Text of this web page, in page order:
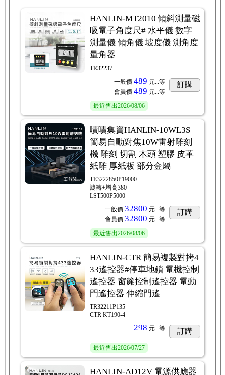
HANLIN-MT2010 傾斜測量磁
吸電子角度尺# 水平儀 數字
測量儀 傾角儀 坡度儀 測角度
量角器
TR32237
一般價 489 元...等
會員價 489 元...等
訂購
最近售出2026/08/06
嘖嘖集資HANLIN-10WL3S
簡易自動對焦10W雷射雕刻
機 雕刻 切割 木頭 塑膠 皮革
紙雕 厚紙板 部分金屬
TE3222850P19000
旋轉+增高380
LST500P5000
一般價 32800 元...等
會員價 32800 元...等
訂購
最近售出2026/08/06
HANLIN-CTR 簡易複製對拷4
33遙控器#停車地鎖 電機控制
遙控器 窗簾控制遙控器 電動
門遙控器 伸縮門遙
TR32211P135
CTR KT190-4
298 元...等 訂購
最近售出2026/07/27
HANLIN-AD12V 電源供應器